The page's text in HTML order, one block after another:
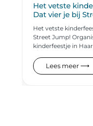
Het vetste
Dat vier je bij
Het vetste
Street Jump!
kinderfeestje in
Lees meer ⟶